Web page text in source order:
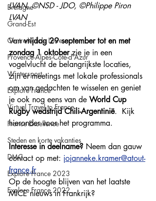
Bretagne
Grand-Est
Centre Val de Loire
Provence-Alpes-Côte-d'Azur
Wintersport
Explore France
Virtual Travel to France
France Excellence
Steden en korte vakanties
DMC
Explore France 2023
Explore France 2022
LVAN, ©NSD - JDO, ©Philippe Piron
LVAN
Van vrijdag 29 september tot en met
zondag 1 oktober zie je in een
vogelvlucht de belangrijkste locaties,
zijn er meetings met lokale professionals
om van gedachten te wisselen en geniet
je ook nog eens van de World Cup
Rugby wedstrijd Chili-Argentinië.  Kijk
hieronder voor het programma.
Interesse in deelname? Neem dan gauw
contact op met: jojanneke.kramer@atout-
france.fr
Op de hoogte blijven van het laatste
MICE nieuws in Frankrijk?